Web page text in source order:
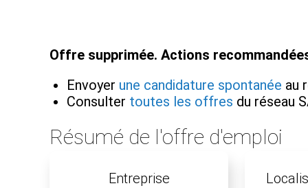
Organismes de
Offre supprimée. Actions
Envoyer une candidature spontanée au
Consulter toutes les offres du réseau
Résumé de l'offre d'emploi
Entreprise